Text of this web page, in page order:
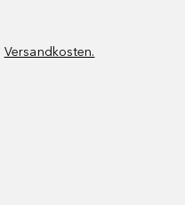
Versandkosten.